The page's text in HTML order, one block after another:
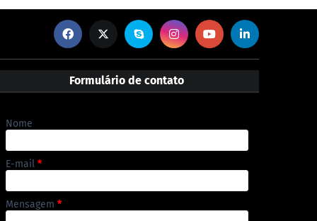
Formulário de contato
Nome
E-mail *
Mensagem *